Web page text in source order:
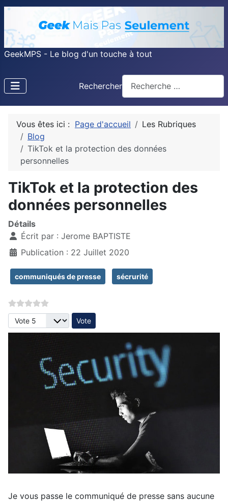
GeekMPS - Le blog d'un touche à tout
Rechercher
Vous êtes ici : Page d'accueil
Les Rubriques
Blog
TikTok et la protection des données
personnelles
TikTok et la protection des
données personnelles
Détails
Écrit par : Jerome BAPTISTE
Publication : 22 Juillet 2020
communiqués de presse sécrurité
Veuillez voter
Je vous passe le communiqué de presse sans aucune